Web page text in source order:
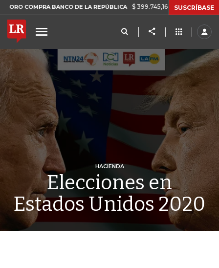
BANCO DE LA REPÚBLICA $ 399.745,16 +$ 2.295,71 +0,58%
SUSCRÍBASE
HACIENDA
Elecciones en
Estados Unidos 2020